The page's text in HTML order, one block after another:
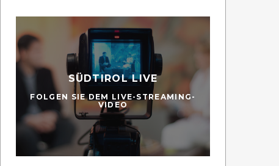
SÜDTIROL LIVE
FOLGEN SIE DEM LIVE-STREAMING-
VIDEO